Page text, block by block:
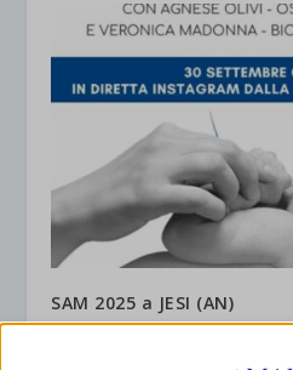
SAM 2025 a JESI (AN)